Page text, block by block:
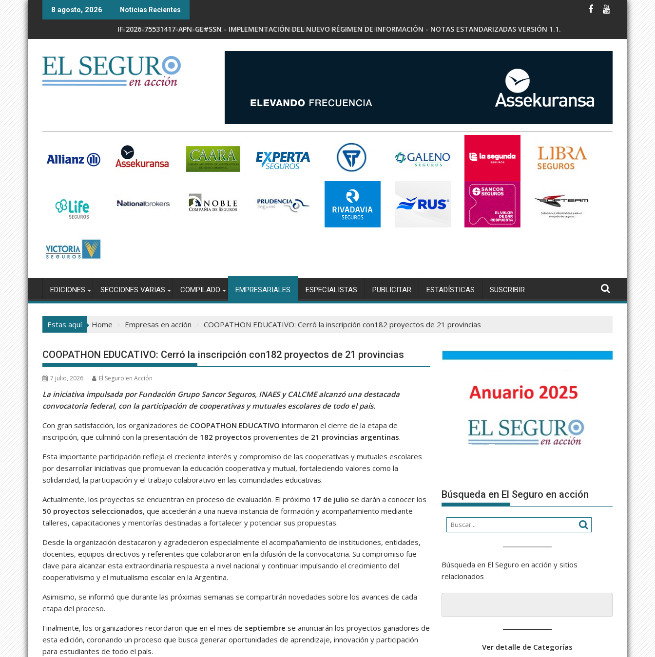
Skip
8 agosto, 2026 Noticias Recientes
RESOL-2026-338-APN-SSN#MEC - ARIADNA MARIEL SARRALDE - INSCRIPCIÓN RAE
EDICIONES SECCIONES VARIAS COMPILADO EMPRESARIALES ESPECIALISTAS PUBLICITAR ESTADÍSTICAS SUSCRIBIR
Estas aquí Home Empresas en acción COOPATHON EDUCATIVO: Cerró la inscripción con182 proyectos de 21 provincias
COOPATHON EDUCATIVO: Cerró la inscripción con182 proyectos de 21 provincias
7 julio, 2026 El Seguro en Acción
La iniciativa impulsada por Fundación Grupo Sancor Seguros, INAES y CALCME alcanzó una destacada
convocatoria federal, con la participación de cooperativas y mutuales escolares de todo el país.
Con gran satisfacción, los organizadores de COOPATHON EDUCATIVO informaron el cierre de la etapa de
inscripción, que culminó con la presentación de 182 proyectos provenientes de 21 provincias argentinas.
Esta importante participación refleja el creciente interés y compromiso de las cooperativas y mutuales escolares
por desarrollar iniciativas que promuevan la educación cooperativa y mutual, fortaleciendo valores como la
solidaridad, la participación y el trabajo colaborativo en las comunidades educativas.
Actualmente, los proyectos se encuentran en proceso de evaluación. El próximo 17 de julio se darán a conocer los
50 proyectos seleccionados, que accederán a una nueva instancia de formación y acompañamiento mediante
talleres, capacitaciones y mentorías destinadas a fortalecer y potenciar sus propuestas.
Desde la organización destacaron y agradecieron especialmente el acompañamiento de instituciones, entidades,
docentes, equipos directivos y referentes que colaboraron en la difusión de la convocatoria. Su compromiso fue
clave para alcanzar esta extraordinaria respuesta a nivel nacional y continuar impulsando el crecimiento del
cooperativismo y el mutualismo escolar en la Argentina.
Asimismo, se informó que durante las próximas semanas se compartirán novedades sobre los avances de cada
etapa del proceso.
Finalmente, los organizadores recordaron que en el mes de septiembre se anunciarán los proyectos ganadores de
esta edición, coronando un proceso que busca generar oportunidades de aprendizaje, innovación y participación
para estudiantes de todo el país.
Búsqueda en El Seguro en acción
Búsqueda en El Seguro en acción y sitios
relacionados
Ver detalle de Categorías